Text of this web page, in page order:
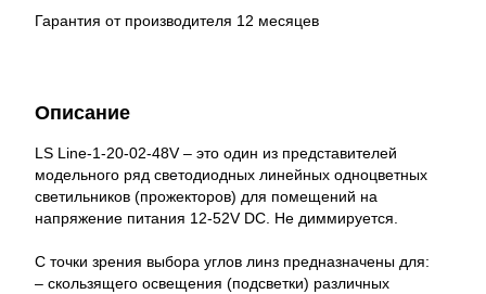
Гарантия от производителя 12 месяцев
Описание
LS Line-1-20-02-48V – это один из представителей
модельного ряд светодиодных линейных одноцветных
светильников (прожекторов) для помещений на
напряжение питания 12-52V DC. Не диммируется.
С точки зрения выбора углов линз предназначены для:
– скользящего освещения (подсветки) различных